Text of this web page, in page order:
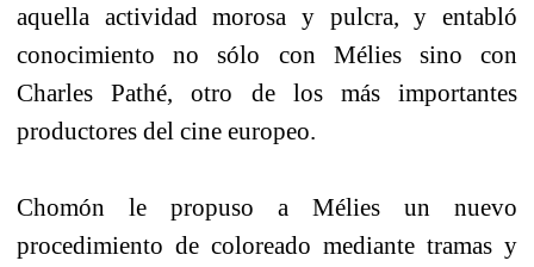
aquella actividad morosa y pulcra, y entabló
conocimiento no sólo con Mélies sino con
Charles Pathé, otro de los más importantes
productores del cine europeo.
Chomón le propuso a Mélies un nuevo
procedimiento de coloreado mediante tramas y